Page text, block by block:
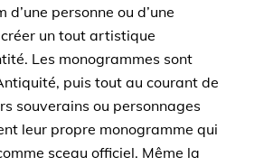
d’une personne ou d’une
un tout artistique
Les monogrammes sont
puis tout au courant de
souverains ou personnages
leur propre monogramme qui
sceau officiel. Même la